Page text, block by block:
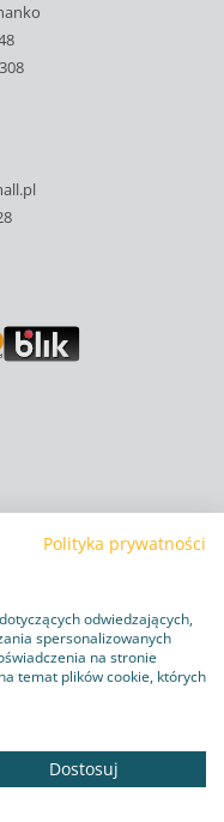
RODO
Polityka prywatności
odwiedzających,
spersonalizowanych
na stronie
temat plików cookie, których
Dostosuj